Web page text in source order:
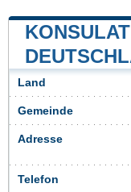
Land
Gemeinde
Adresse
Telefon